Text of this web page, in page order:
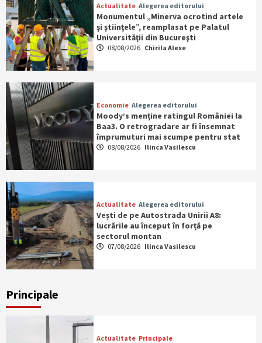
Actualitate Alegerea editorului
Monumentul „Minerva ocrotind artele
şi ştiinţele”, reamplasat pe Palatul
Universităţii din Bucureşti
08/08/2026 Chirila Alexe
Economie Alegerea editorului
Moody’s menține ratingul României la
Baa3. O retrogradare ar fi însemnat
împrumuturi mai scumpe pentru stat
08/08/2026 Ilinca Vasilescu
Actualitate Alegerea editorului
Vești de pe Autostrada Unirii A8:
lucrările au început în forță pe
sectorul montan
07/08/2026 Ilinca Vasilescu
Principale
Actualitate Principale